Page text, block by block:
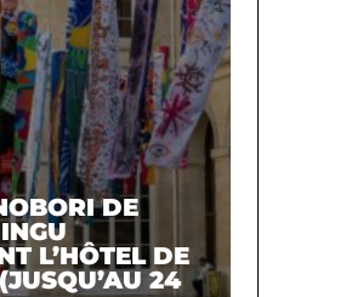
DE
L’HÔTEL DE
24